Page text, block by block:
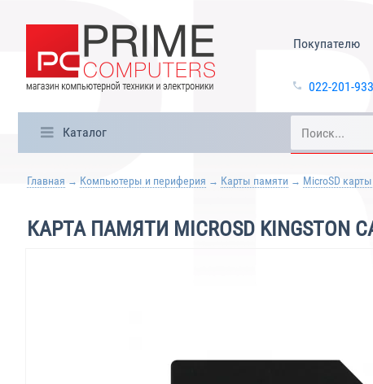
Покупателю
022-201-933
Каталог
Главная Компьютеры и периферия Карты памяти MicroSD карты
КАРТА ПАМЯТИ MICROSD KINGSTON